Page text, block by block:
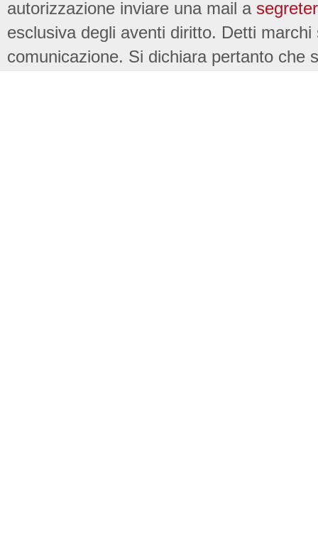
autorizzazione inviare una mail a
esclusiva degli aventi diritto. Detti
comunicazione. Si dichiara pertanto che